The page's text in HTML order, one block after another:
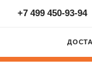
+7 499 450-93-94